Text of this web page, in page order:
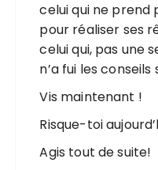
celui qui ne prend
pour réaliser ses
celui qui, pas une
n’a fui les conseils
Vis maintenant !
Risque-toi
Agis tout de suite!